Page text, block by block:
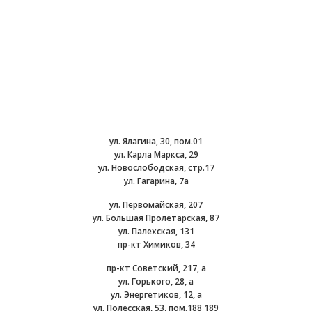
ул. Ялагина, 30, пом.01
ул. Карла Маркса, 29
ул. Новослободская, стр.17
ул. Гагарина, 7а
ул. Первомайская, 207
ул. Большая Пролетарская, 87
ул. Палехская, 131
пр-кт Химиков, 34
пр-кт Советский, 217, а
ул. Горького, 28, а
ул. Энергетиков, 12, а
ул. Полесская, 53, пом.188 189